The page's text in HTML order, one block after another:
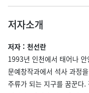
저자소개
저자 : 천선란
1993년 인천에서 태어나
문예창작과에서 석사 과정
주류가 되는 지구를 꿈꾼다